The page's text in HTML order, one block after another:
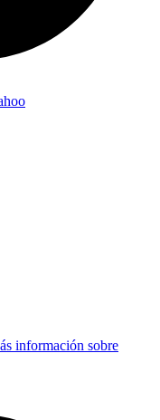
información sobre